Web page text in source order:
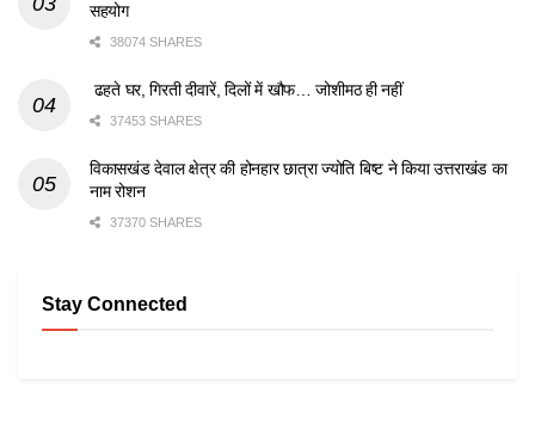
सहयोग
38074 SHARES
ढहते घर, गिरती दीवारें, दिलों में खौफ… जोशीमठ ही नहीं
37453 SHARES
विकासखंड देवाल क्षेत्र की होनहार छात्रा ज्योति बिष्ट ने किया उत्तराखंड का
नाम रोशन
37370 SHARES
Stay Connected